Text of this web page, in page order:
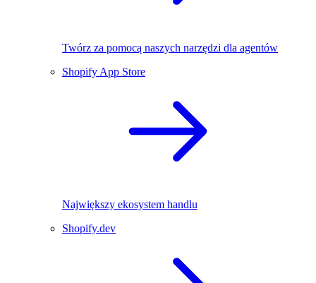
Twórz za pomocą naszych narzędzi dla agentów
Shopify App Store
Największy ekosystem handlu
Shopify.dev